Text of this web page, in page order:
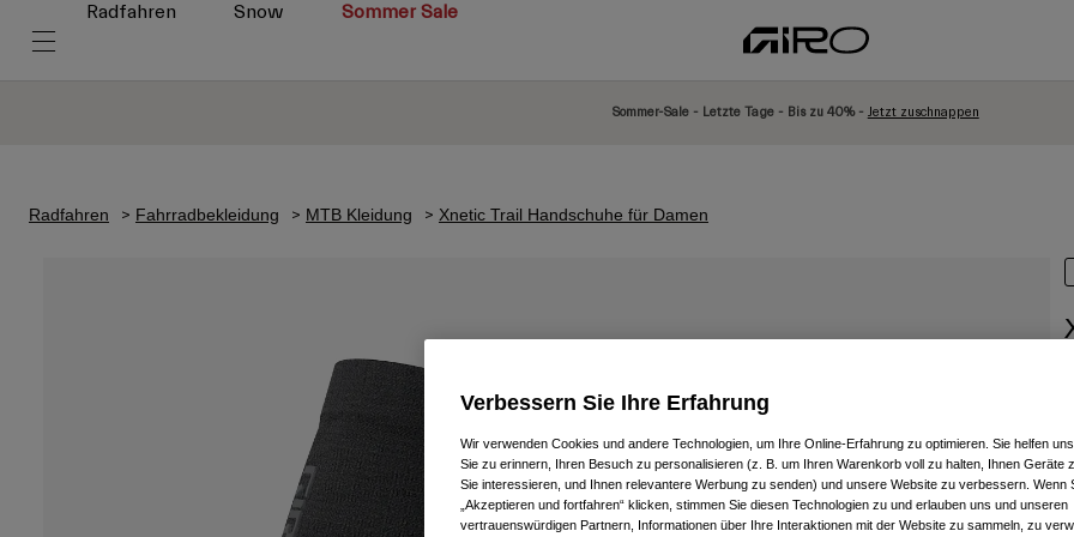
Radfahren Snow Sommer Sale
Sommer-Sale - Letzte Tage - Bis zu 40% - Jetzt zuschnappen
Radfahren Fahrradbekleidung MTB Kleidung Xnetic Trail Handschuhe für Damen
Verbessern Sie Ihre Erfahrung
Wir verwenden Cookies und andere Technologien, um Ihre Online-Erfahrung zu optimieren. Sie helfen
Sie zu erinnern, Ihren Besuch zu personalisieren (z. B. um Ihren Warenkorb voll zu halten, Ihnen Geräte
Sie interessieren, und Ihnen relevantere Werbung zu senden) und unsere Website zu verbessern. Wenn
„Akzeptieren und fortfahren“ klicken, stimmen Sie diesen Technologien zu und erlauben uns und unseren
vertrauenswürdigen Partnern, Informationen über Ihre Interaktionen mit der Website zu sammeln, zu